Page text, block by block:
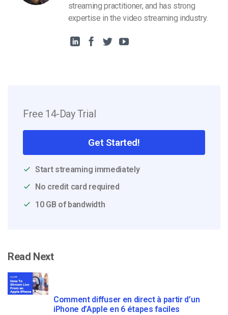
streaming practitioner, and has strong
expertise in the video streaming industry.
Free 14-Day Trial
Get Started!
Start streaming immediately
No credit card required
10 GB of bandwidth
Read Next
Comment diffuser en direct à partir d’un
iPhone d’Apple en 6 étapes faciles